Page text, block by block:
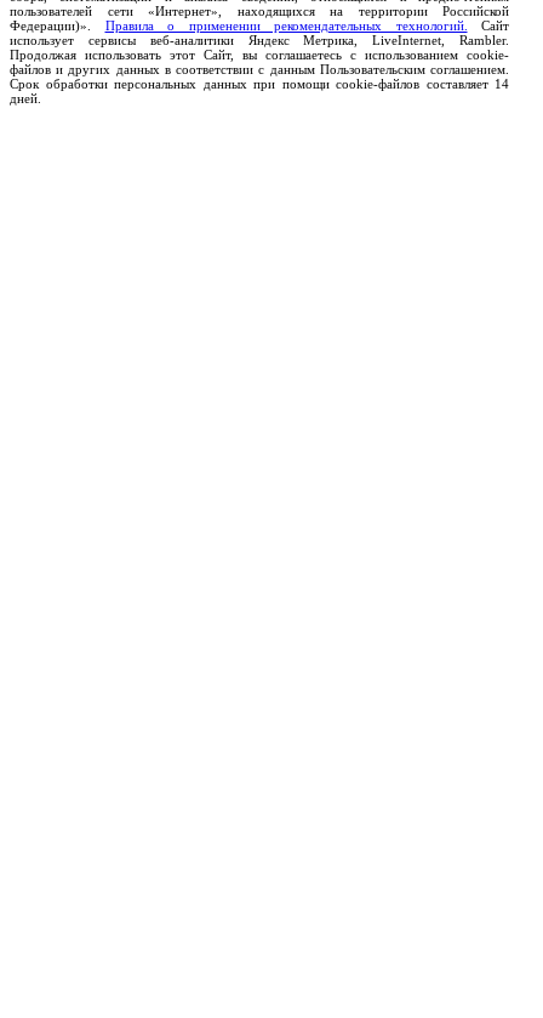
пользователей сети «Интернет», находящихся на территории Российской
Федерации)». Правила о применении рекомендательных технологий.
Сайт
использует сервисы веб-аналитики Яндекс Метрика, LiveInternet, Rambler.
Продолжая использовать этот Сайт, вы соглашаетесь с использованием cookie-
файлов и других данных в соответствии с данным Пользовательским соглашением.
Срок обработки персональных данных при помощи cookie-файлов составляет 14
дней.